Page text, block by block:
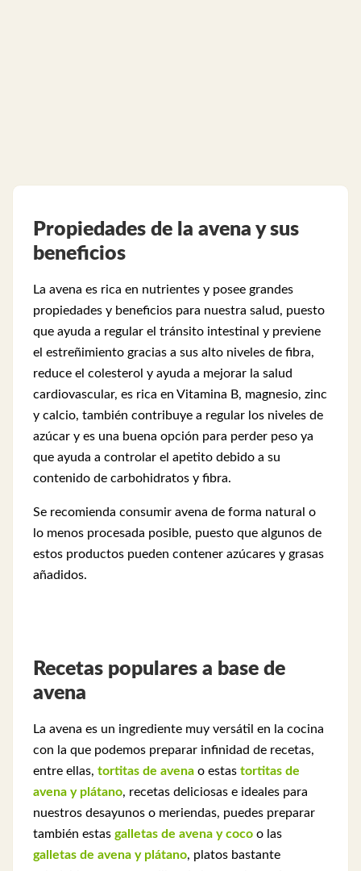
Propiedades de la avena y sus
beneficios
La avena es rica en nutrientes y posee grandes
propiedades y beneficios para nuestra salud, puesto
que ayuda a regular el tránsito intestinal y previene
el estreñimiento gracias a sus alto niveles de fibra,
reduce el colesterol y ayuda a mejorar la salud
cardiovascular, es rica en Vitamina B, magnesio, zinc
y calcio, también contribuye a regular los niveles de
azúcar y es una buena opción para perder peso ya
que ayuda a controlar el apetito debido a su
contenido de carbohidratos y fibra.
Se recomienda consumir avena de forma natural o
lo menos procesada posible, puesto que algunos de
estos productos pueden contener azúcares y grasas
añadidos.
Recetas populares a base de
avena
La avena es un ingrediente muy versátil en la cocina
con la que podemos preparar infinidad de recetas,
entre ellas, tortitas de avena o estas tortitas de
avena y plátano, recetas deliciosas e ideales para
nuestros desayunos o meriendas, puedes preparar
también estas galletas de avena y coco o las
galletas de avena y plátano, platos bastante